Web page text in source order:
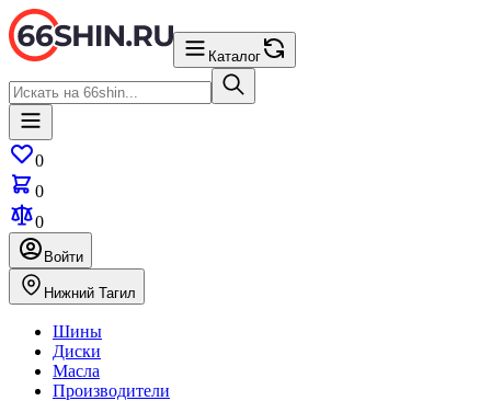
Каталог
0
0
0
Войти
Нижний Тагил
Шины
Диски
Масла
Производители